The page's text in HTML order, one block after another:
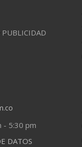
- 5:30 pm
DATOS